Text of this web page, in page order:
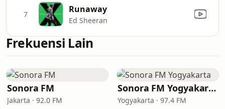
7 Runaway
Ed Sheeran
Frekuensi Lain
Sonora FM
Jakarta · 92.0 FM
Sonora FM Yogyakarta
Yogyakarta · 97.4 FM